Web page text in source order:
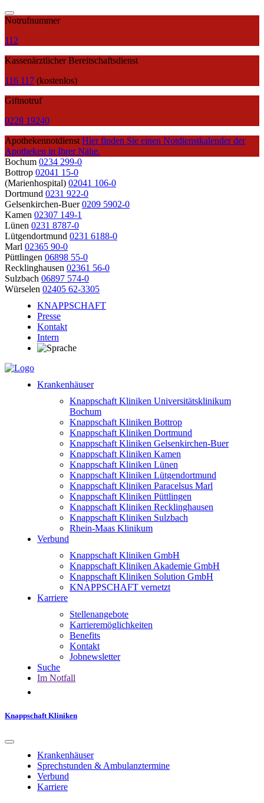
Notrufnummer
112
Kassenärztlicher Bereitschaftsdienst
116 117 (kostenlos)
Giftnotruf
0228 19240
Apothekennotdienst Hier finden Sie einen Notdienstkalender der
Apotheken in Ihrer Nähe.
Bochum 0234 299-0
Bottrop 02041 15-0
(Marienhospital) 02041 106-0
Dortmund 0231 922-0
Gelsenkirchen-Buer 0209 5902-0
Kamen 02307 149-1
Lünen 0231 8787-0
Lütgendortmund 0231 6188-0
Marl 02365 90-0
Püttlingen 06898 55-0
Recklinghausen 02361 56-0
Sulzbach 06897 574-0
Würselen 02405 62-3305
KNAPPSCHAFT
Presse
Kontakt
Intern
Krankenhäuser
Knappschaft Kliniken Universitätsklinikum
Bochum
Knappschaft Kliniken Bottrop
Knappschaft Kliniken Dortmund
Knappschaft Kliniken Gelsenkirchen-Buer
Knappschaft Kliniken Kamen
Knappschaft Kliniken Lünen
Knappschaft Kliniken Lütgendortmund
Knappschaft Kliniken Paracelsus Marl
Knappschaft Kliniken Püttlingen
Knappschaft Kliniken Recklinghausen
Knappschaft Kliniken Sulzbach
Rhein-Maas Klinikum
Verbund
Knappschaft Kliniken GmbH
Knappschaft Kliniken Akademie GmbH
Knappschaft Kliniken Solution GmbH
KNAPPSCHAFT vernetzt
Karriere
Stellenangebote
Karrieremöglichkeiten
Benefits
Kontakt
Jobnewsletter
Suche
Im Notfall
Knappschaft Kliniken
Krankenhäuser
Sprechstunden & Ambulanztermine
Verbund
Karriere